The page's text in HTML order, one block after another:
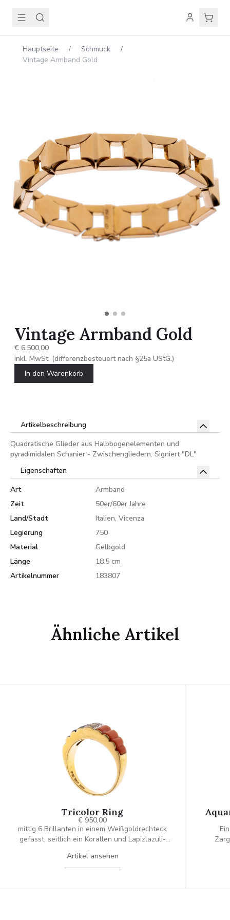
Hauptseite / Schmuck
/
Vintage Armband Gold
Vintage Armband Gold
€ 6.500,00
inkl. MwSt. (differenzbesteuert nach §25a UStG.)
In den Warenkorb
Artikelbeschreibung
Quadratische Glieder aus Halbbogenelementen und
pyradimidalen Schanier - Zwischengliedern. Signiert "DL"
Eigenschaften
Art
Armband
Zeit
50er/60er Jahre
Land/Stadt
Italien, Vicenza
Legierung
750
Material
Gelbgold
Länge
18.5 cm
Artikelnummer
183807
Ähnliche Artikel
Tricolor Ring
€ 950,00
mittig 6 Brillanten in einem Weißgoldrechteck
gefasst, seitlich ein Korallen und Lapizlazuli-
Artikel ansehen